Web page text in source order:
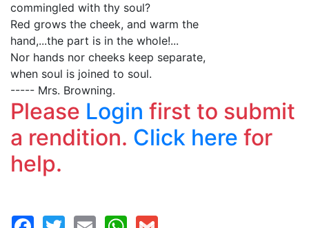
commingled with thy soul?
Red grows the cheek, and warm the
hand,...the part is in the whole!...
Nor hands nor cheeks keep separate,
when soul is joined to soul.
----- Mrs. Browning.
Please Login first to submit
a rendition. Click here for
help.